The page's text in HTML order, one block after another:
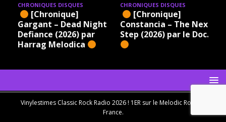
CHRONIQUES DISQUES
[Chronique]
Gargant – Dead Night
Defiance (2026) par
Harrag Melodica
CHRONIQUES DISQUES
[Chronique]
Constancia – The Next
Step (2026) par le Doc.
Vinylestimes Classic Rock Radio 2026 ! 1ER sur le Melodic Rock en
France.